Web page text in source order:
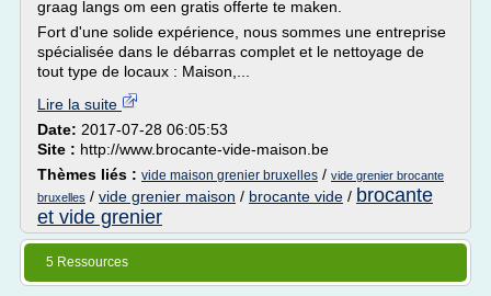
graag langs om een gratis offerte te maken.
Fort d'une solide expérience, nous sommes une entreprise
spécialisée dans le débarras complet et le nettoyage de
tout type de locaux : Maison,...
Lire la suite
Date: 2017-07-28 06:05:53
Site : http://www.brocante-vide-maison.be
Thèmes liés : vide maison grenier bruxelles / vide grenier brocante
bruxelles / vide grenier maison / brocante vide / brocante
et vide grenier
5 Ressources